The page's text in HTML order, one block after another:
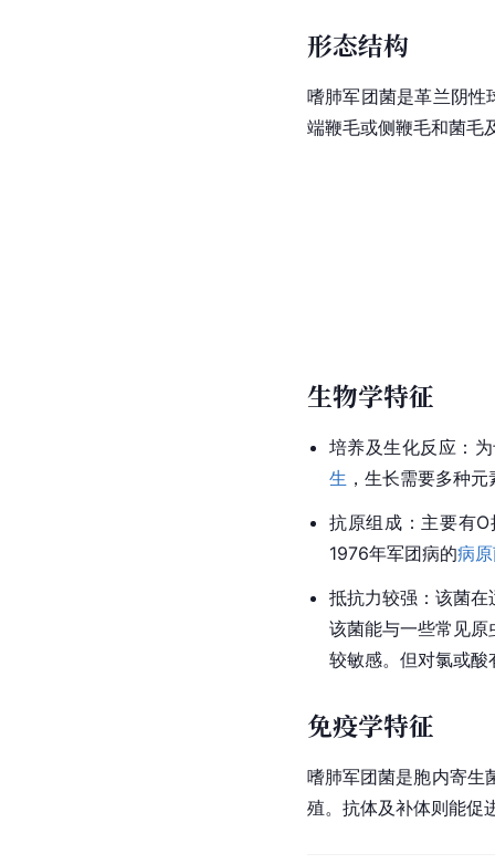
形态结构
嗜肺军团菌是革兰阴性
端鞭毛或侧鞭毛和菌毛
生物学特征
培养及生化反应：
生 ，生长需要多种
抗原组成：主要有
1976年军团病的病
抵抗力较强：该菌
该菌能与一些常见
较敏感。但对氯或
免疫学特征
嗜肺军团菌是胞内寄生
殖。抗体及补体则能促